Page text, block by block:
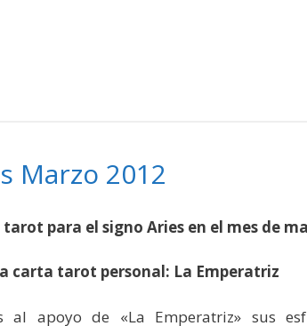
Marzo 2012
para el signo Aries en el mes de
carta tarot personal: La Emperatriz
al apoyo de «La Emperatriz» sus